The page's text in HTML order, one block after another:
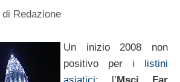
di Redazione
Un inizio 2008 non
positivo per i listini